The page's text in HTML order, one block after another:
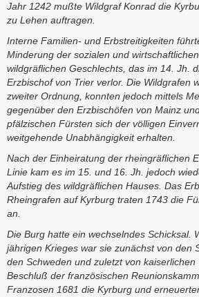
Jahr 1242 mußte Wildgraf Konrad die
zu Lehen auftragen.
Interne Familien- und Erbstreitigkeiten
Minderung der sozialen und
wildgräflichen Geschlechts, das im 14. Jh.
Erzbischof von Trier verlor. Die Wildgrafen
zweiter Ordnung, konnten jedoch mittels
gegenüber den Erzbischöfen von Mainz
pfälzischen Fürsten sich der völligen
weitgehende Unabhängigkeit erhalten.
Nach der Einheiratung der rheingräflichen
Linie kam es im 15. und 16. Jh. jedoch
Aufstieg des wildgräflichen Hauses. Das
Rheingrafen auf Kyrburg traten 1743 die
an.
Die Burg hatte ein wechselndes Schicksal.
jährigen Krieges war sie zunächst von den
den Schweden und zuletzt von kaiserlichen
Beschluß der französischen
Franzosen 1681 die Kyrburg und